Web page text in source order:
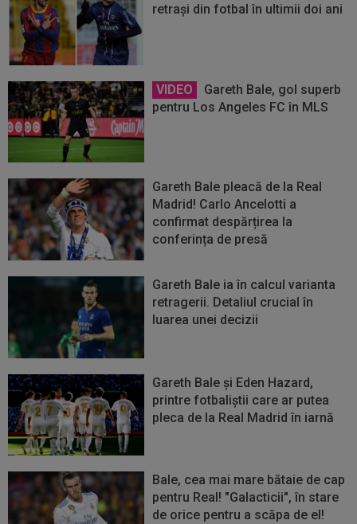
retrași din fotbal în ultimii doi ani
VIDEO
Gareth Bale, gol superb
pentru Los Angeles FC în MLS
Gareth Bale pleacă de la Real
Madrid! Carlo Ancelotti a
confirmat despărțirea la
conferința de presă
Gareth Bale ia în calcul varianta
retragerii. Detaliul crucial în
luarea unei decizii
Gareth Bale și Eden Hazard,
printre fotbaliștii care ar putea
pleca de la Real Madrid în iarnă
Bale, cea mai mare bătaie de cap
pentru Real! "Galacticii", în stare
de orice pentru a scăpa de el!